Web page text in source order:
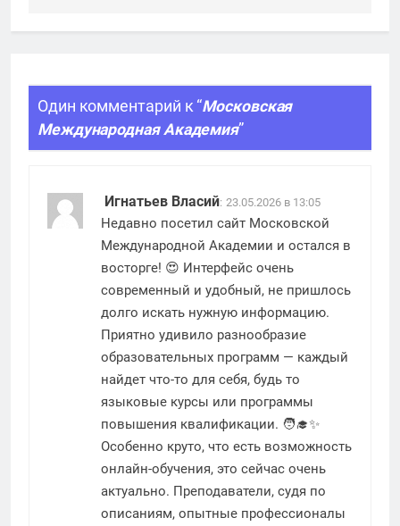
Один комментарий к “Московская
Международная Академия”
Игнатьев Власий: 23.05.2026 в 13:05
Недавно посетил сайт Московской
Международной Академии и остался в
восторге! 😍 Интерфейс очень
современный и удобный, не пришлось
долго искать нужную информацию.
Приятно удивило разнообразие
образовательных программ — каждый
найдет что-то для себя, будь то
языковые курсы или программы
повышения квалификации. 🧑‍🎓✨
Особенно круто, что есть возможность
онлайн-обучения, это сейчас очень
актуально. Преподаватели, судя по
описаниям, опытные профессионалы